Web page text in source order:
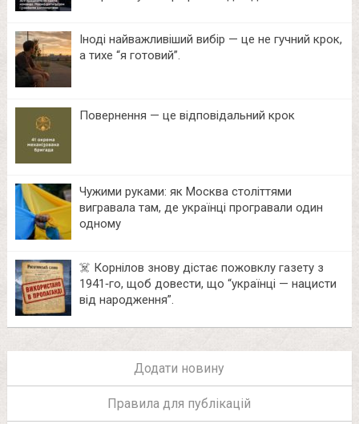
Іноді найважливіший вибір — це не гучний крок,
а тихе “я готовий”.
Повернення — це відповідальний крок
Чужими руками: як Москва століттями
вигравала там, де українці програвали один
одному
☠️ Корнілов знову дістає пожовклу газету з
1941‑го, щоб довести, що “українці — нацисти
від народження”.
Додати новину
Правила для публікацій